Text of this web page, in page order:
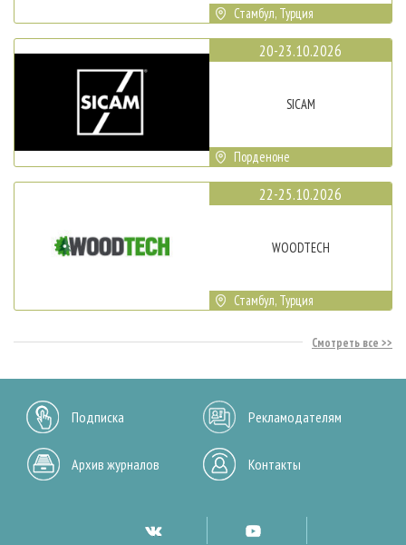
Стамбул, Турция
20-23.10.2026
SICAM
Порденоне
22-25.10.2026
WOODTECH
Стамбул, Турция
Смотреть все
Подписка Рекламодателям
Архив журналов Контакты